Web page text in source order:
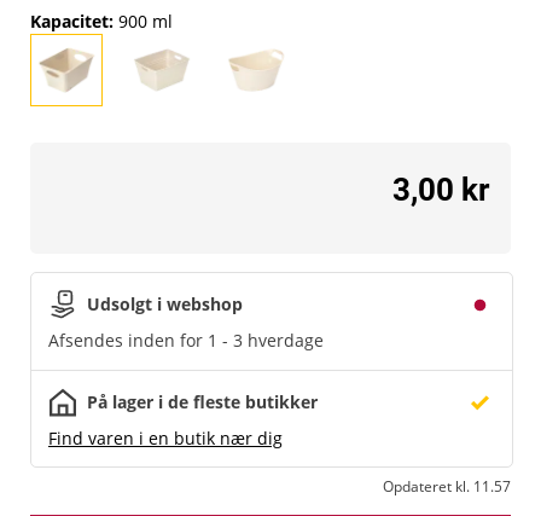
Kapacitet: 900 ml
Udsolgt i webshop
Afsendes inden for 1 - 3 hverdage
På lager i de fleste butikker
Find varen i en butik nær dig
Opdateret kl. 11.57
3,00 kr